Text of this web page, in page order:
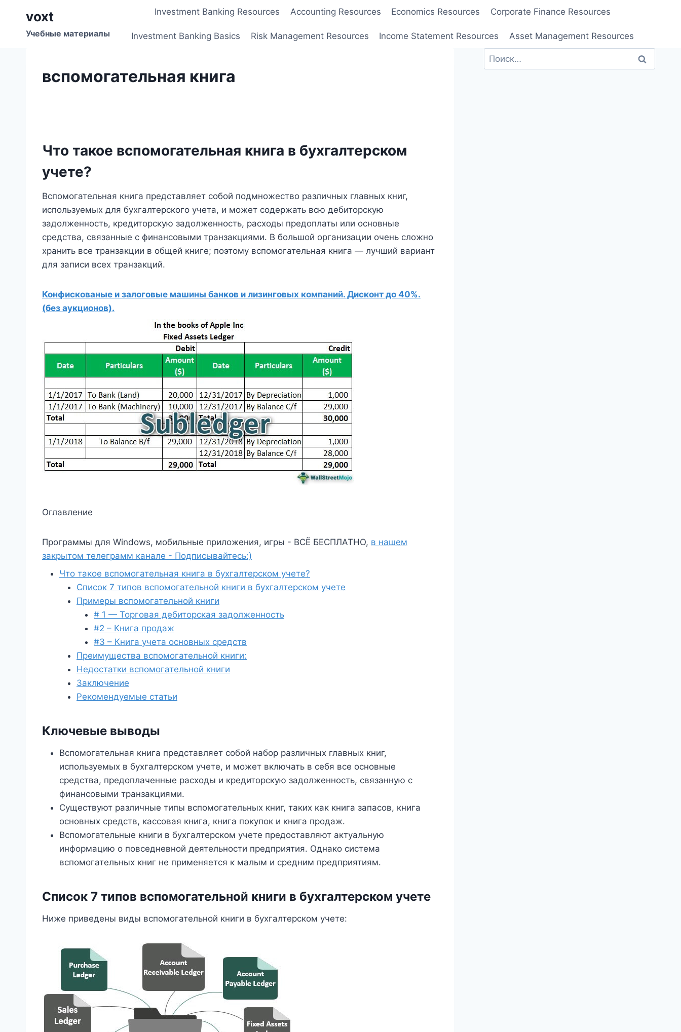
содержимому
voxt
Учебные материалы
Investment Banking Resources Accounting Resources Economics Resources Corporate Finance Resources
Investment Banking Basics Risk Management Resources Income Statement Resources Asset Management Resources
вспомогательная книга
Что такое вспомогательная книга в бухгалтерском
учете?
Вспомогательная книга представляет собой подмножество различных главных книг,
используемых для бухгалтерского учета, и может содержать всю дебиторскую
задолженность, кредиторскую задолженность, расходы предоплаты или основные
средства, связанные с финансовыми транзакциями. В большой организации очень сложно
хранить все транзакции в общей книге; поэтому вспомогательная книга — лучший вариант
для записи всех транзакций.
Конфискованые и залоговые машины банков и лизинговых компаний. Дисконт до 40%.
(без аукционов).
Оглавление
Программы для Windows, мобильные приложения, игры - ВСЁ БЕСПЛАТНО, в нашем
закрытом телеграмм канале - Подписывайтесь:)
Что такое вспомогательная книга в бухгалтерском учете?
Список 7 типов вспомогательной книги в бухгалтерском учете
Примеры вспомогательной книги
# 1 — Торговая дебиторская задолженность
#2 – Книга продаж
#3 – Книга учета основных средств
Преимущества вспомогательной книги:
Недостатки вспомогательной книги
Заключение
Рекомендуемые статьи
Ключевые выводы
Вспомогательная книга представляет собой набор различных главных книг,
используемых в бухгалтерском учете, и может включать в себя все основные
средства, предоплаченные расходы и кредиторскую задолженность, связанную с
финансовыми транзакциями.
Существуют различные типы вспомогательных книг, таких как книга запасов, книга
основных средств, кассовая книга, книга покупок и книга продаж.
Вспомогательные книги в бухгалтерском учете предоставляют актуальную
информацию о повседневной деятельности предприятия. Однако система
вспомогательных книг не применяется к малым и средним предприятиям.
Список 7 типов вспомогательной книги в бухгалтерском учете
Ниже приведены виды вспомогательной книги в бухгалтерском учете:
Найти: